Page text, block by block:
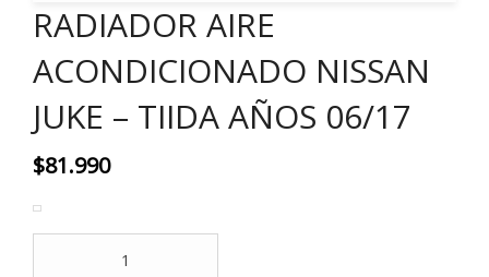
RADIADOR AIRE
ACONDICIONADO NISSAN
JUKE – TIIDA AÑOS 06/17
$81.990